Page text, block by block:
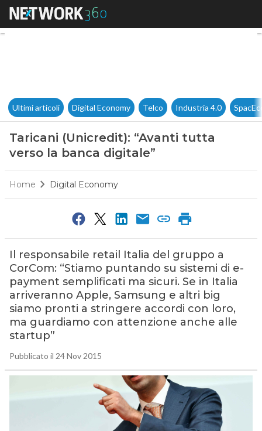
Taricani (Unicredit): “Avanti
Ultimi articoli Digital Economy Telco Industria 4.0
Taricani (Unicredit): “Avanti tutta
verso la banca digitale”
Home Digital Economy
Il responsabile retail Italia del gruppo a
CorCom: “Stiamo puntando su sistemi di e-
payment semplificati ma sicuri. Se in Italia
arriveranno Apple, Samsung e altri big
siamo pronti a stringere accordi con loro,
ma guardiamo con attenzione anche alle
startup”
Pubblicato il 24 Nov 2015